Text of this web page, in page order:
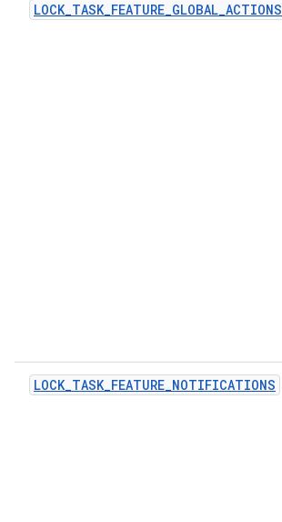
LOCK_TASK_FEATURE_GLOBAL_ACTIONS
LOCK_TASK_FEATURE_NOTIFICATIONS